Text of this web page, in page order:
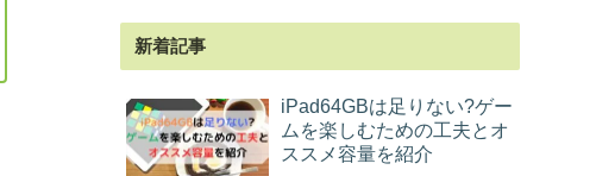
新着記事
iPad64GBは足りない?ゲー
ムを楽しむための工夫とオ
ススメ容量を紹介